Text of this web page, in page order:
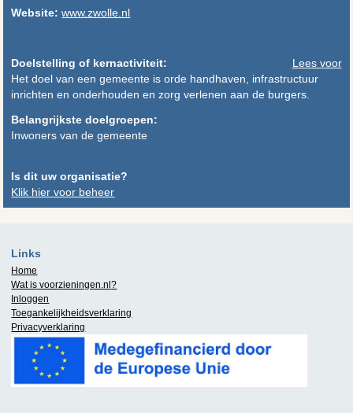
Website: www.zwolle.nl
Lees voor
Doelstelling of kernactiviteit:
Het doel van een gemeente is orde handhaven, infrastructuur
inrichten en onderhouden en zorg verlenen aan de burgers.
Belangrijkste doelgroepen:
Inwoners van de gemeente
Is dit uw organisatie?
Klik hier voor beheer
Links
Home
Wat is voorzieningen.nl?
Inloggen
Toegankelijkheidsverklaring
Privacyverklaring